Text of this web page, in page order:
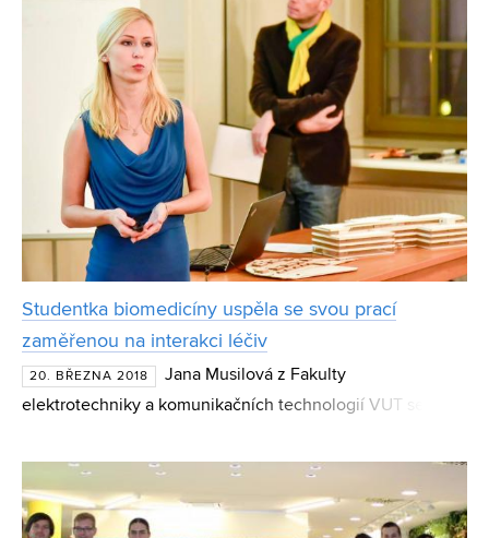
Studentka biomedicíny uspěla se svou prací
zaměřenou na interakci léčiv
20. BŘEZNA 2018
Jana Musilová z Fakulty
elektrotechniky a komunikačních technologií VUT se ve
kterým je interakce léčiv při léčbě schizofrenie. Pomocí
počítačovéh